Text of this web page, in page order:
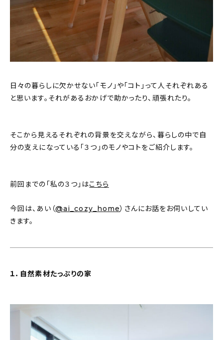
新着記事
人気の記事
おすすめの記事
インテリア
ギフト
プライバシーポリシー
日々の暮らしに欠かせない「モノ」や「コト」って人それぞれある
と思います。それがあるおかげで助かったり、頑張れたり。
そこから見えるそれぞれの背景を交えながら、暮らしの中で自
分の支えになっている「３つ」のモノやコトをご紹介します。
前回までの「私の３つ」はこちら
今回は、あい（@ai_cozy_home）さんにお話をお伺いしてい
きます。
１．自然素材たっぷりの家